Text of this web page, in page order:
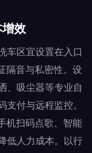
效
车区宜设置在入口
隔音与私密性。设
、吸尘器等专业自
付与远程监控。
机扫码点歌、智能
低人力成本。以行